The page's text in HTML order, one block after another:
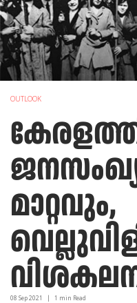
OUTLOOK
മാറ്റവും,
08 Sep 2021 1 min Read